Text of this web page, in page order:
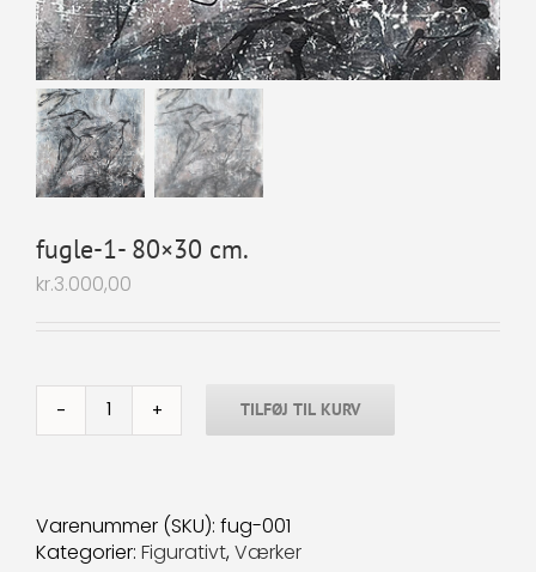
fugle-1- 80×30 cm.
kr.3.000,00
fugle-
antal
TILFØJ TIL KURV
Varenummer (SKU): fug-001
Kategorier: Figurativt,Værker